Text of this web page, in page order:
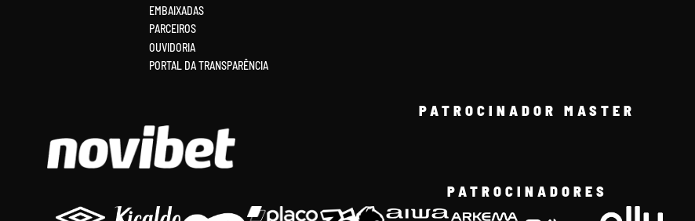
EMBAIXADAS
PARCEIROS
OUVIDORIA
PORTAL DA TRANSPARÊNCIA
PATROCINADOR MASTER
PATROCINADORES